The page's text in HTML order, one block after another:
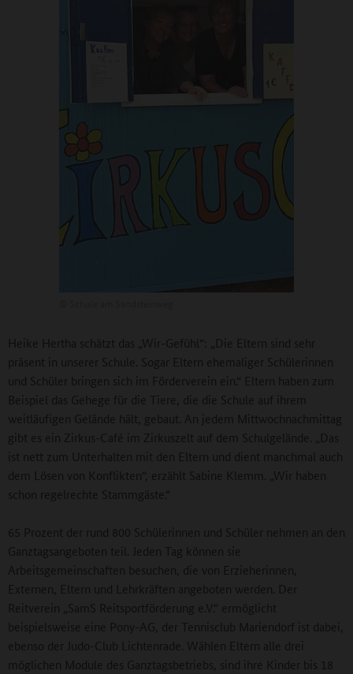
Heike Hertha schätzt das „Wir-Gefühl“: „Die Eltern sind sehr
präsent in unserer Schule. Sogar Eltern ehemaliger Schülerinnen
und Schüler bringen sich im Förderverein ein.“ Eltern haben zum
Beispiel das Gehege für die Tiere, die die Schule auf ihrem
weitläufigen Gelände hält, gebaut. An jedem Mittwochnachmittag
gibt es ein Zirkus-Café im Zirkuszelt auf dem Schulgelände. „Das
ist nett zum Unterhalten mit den Eltern und dient manchmal auch
dem Lösen von Konflikten“, erzählt Sabine Klemm. „Wir haben
schon regelrechte Stammgäste.“
65 Prozent der rund 800 Schülerinnen und Schüler nehmen an den
Ganztagsangeboten teil. Jeden Tag können sie
Arbeitsgemeinschaften besuchen, die von Erzieherinnen,
Externen, Eltern und Lehrkräften angeboten werden. Der
Reitverein „SamS Reitsportförderung e.V.“ ermöglicht
beispielsweise eine Pony-AG, der Tennisclub Mariendorf ist dabei,
ebenso der Judo-Club Lichtenrade. Wählen Eltern alle drei
möglichen Module des Ganztagsbetriebs, sind ihre Kinder bis 18